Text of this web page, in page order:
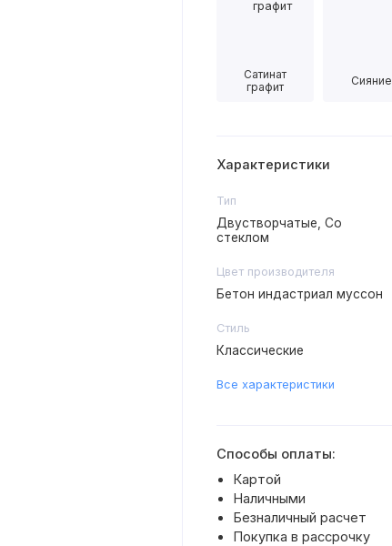
Сатинат
графит
Сияние
Характеристики
Тип
Двустворчатые, Со
стеклом
Цвет производителя
Бетон индастриал муссон
Стиль
Классические
Все характеристики
Способы оплаты:
Картой
Наличными
Безналичный расчет
Покупка в рассрочку